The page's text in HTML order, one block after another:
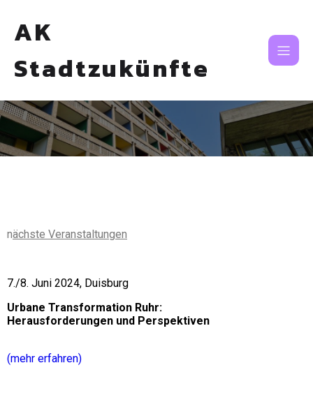
AK
Stadtzukünfte
nächste Veranstaltungen
7./8. Juni 2024, Duisburg
Urbane Transformation Ruhr:
Herausforderungen und Perspektiven
(mehr erfahren)